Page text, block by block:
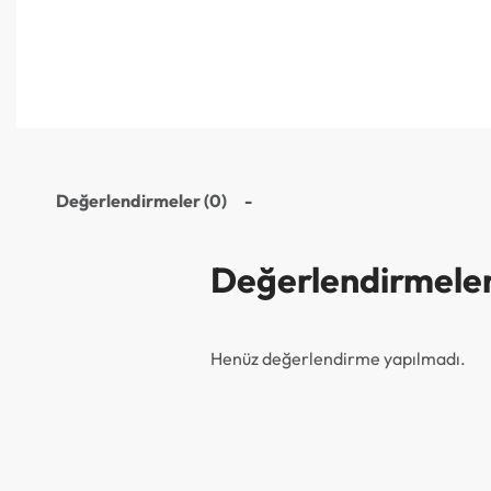
Değerlendirmeler (0)
Henüz değerlendirme yapılmadı.